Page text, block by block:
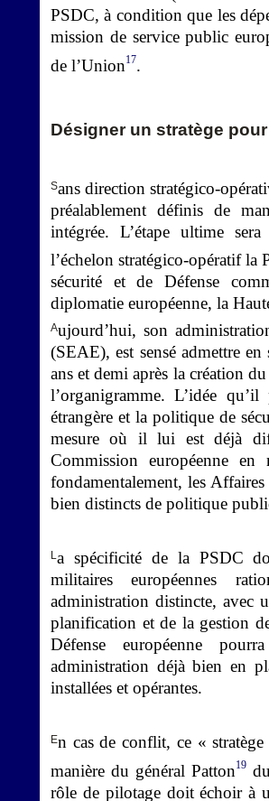
PSDC, à condition que les
mission de service public
de l’Union17.
Désigner un stratège pour
Sans direction stratégico-
préalablement définis de
intégrée. L’étape ultime
l’échelon stratégico-opératif la
sécurité et de Défense
diplomatie européenne, la
Aujourd’hui, son
(SEAE), est sensé admettre
ans et demi après la création
l’organigramme. L’idée
étrangère et la politique de
mesure où il lui est déjà
Commission européenne
fondamentalement, les
bien distincts de politique
La spécificité de la PSDC
militaires européennes
administration distincte, avec
planification et de la gestion
Défense européenne
administration déjà bien en
installées et opérantes.
En cas de conflit, ce «
manière du général Patton19
rôle de pilotage doit échoir à